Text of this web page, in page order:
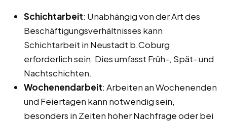
Schichtarbeit: Unabhängig von der Art des
Beschäftigungsverhältnisses kann
Schichtarbeit in Neustadt b.Coburg
erforderlich sein. Dies umfasst Früh-, Spät- und
Nachtschichten.
Wochenendarbeit: Arbeiten an Wochenenden
und Feiertagen kann notwendig sein,
besonders in Zeiten hoher Nachfrage oder bei